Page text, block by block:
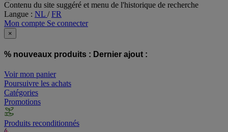
Contenu du site suggéré et menu de l'historique de recherche
Langue : NL /FR
Mon compte Se connecter
×
% nouveaux produits : Dernier ajout :
Voir mon panier
Poursuivre les achats
Catégories
Promotions
Produits reconditionnés